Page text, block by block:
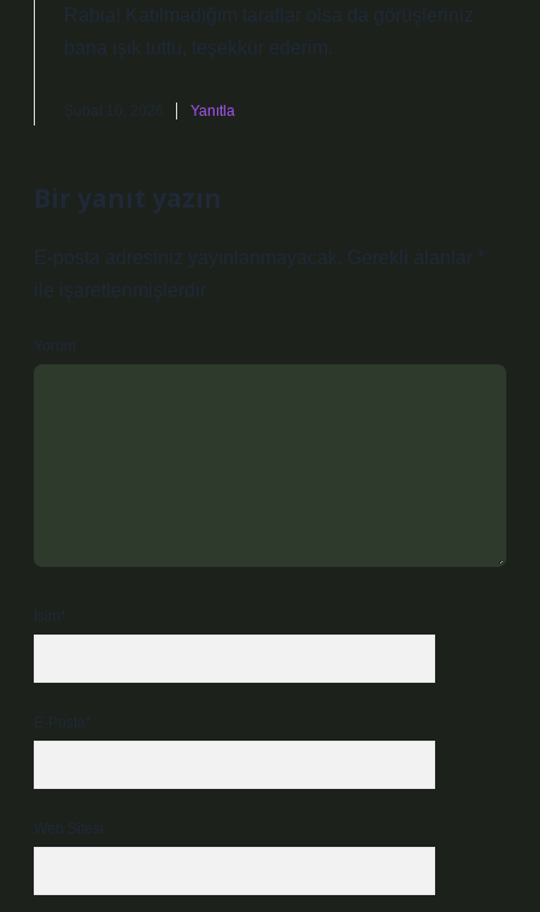
Rabia! Katılmadığım taraflar olsa da görüşleriniz
bana ışık tuttu, teşekkür ederim.
Şubat 10, 2026 Yanıtla
Bir yanıt yazın
E-posta adresiniz yayınlanmayacak. Gerekli alanlar *
ile işaretlenmişlerdir
Yorum
İsim*
E-Posta*
Web Sitesi